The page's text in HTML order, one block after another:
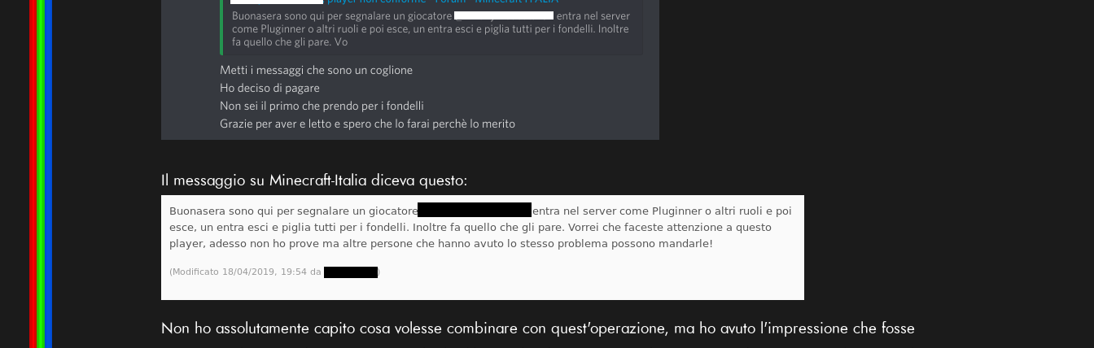
Il messaggio su Minecraft-Italia diceva questo:
Non ho assolutamente capito cosa volesse combinare con quest'operazione, ma ho avuto l'impressione che fosse